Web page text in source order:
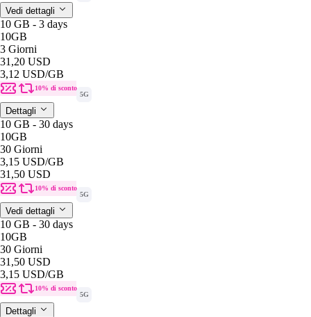
Vedi dettagli
10 GB - 3 days
10GB
3 Giorni
31,20 USD
3,12 USD/GB
10% di sconto
5G
Dettagli
10 GB - 30 days
10GB
30 Giorni
3,15 USD/GB
31,50 USD
10% di sconto
5G
Vedi dettagli
10 GB - 30 days
10GB
30 Giorni
31,50 USD
3,15 USD/GB
10% di sconto
5G
Dettagli